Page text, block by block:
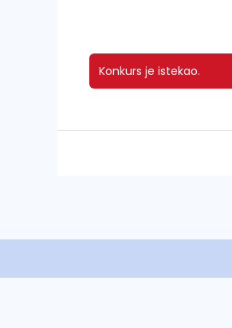
Konkurs je istekao.